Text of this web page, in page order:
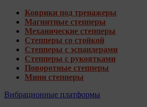
Коврики под тренажеры
Магнитные степперы
Механические степперы
Степперы со стойкой
Степперы с эспандерами
Степперы с рукоятками
Поворотные степперы
Мини степперы
Вибрационные платформы